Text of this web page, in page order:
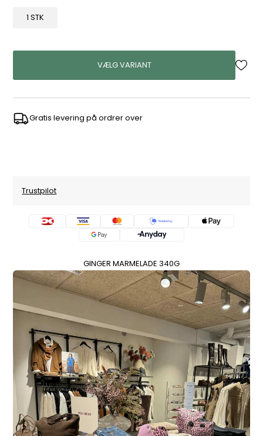
1 STK
VÆLG VARIANT
Gratis levering på ordrer over
Trustpilot
GINGER MARMELADE 340G